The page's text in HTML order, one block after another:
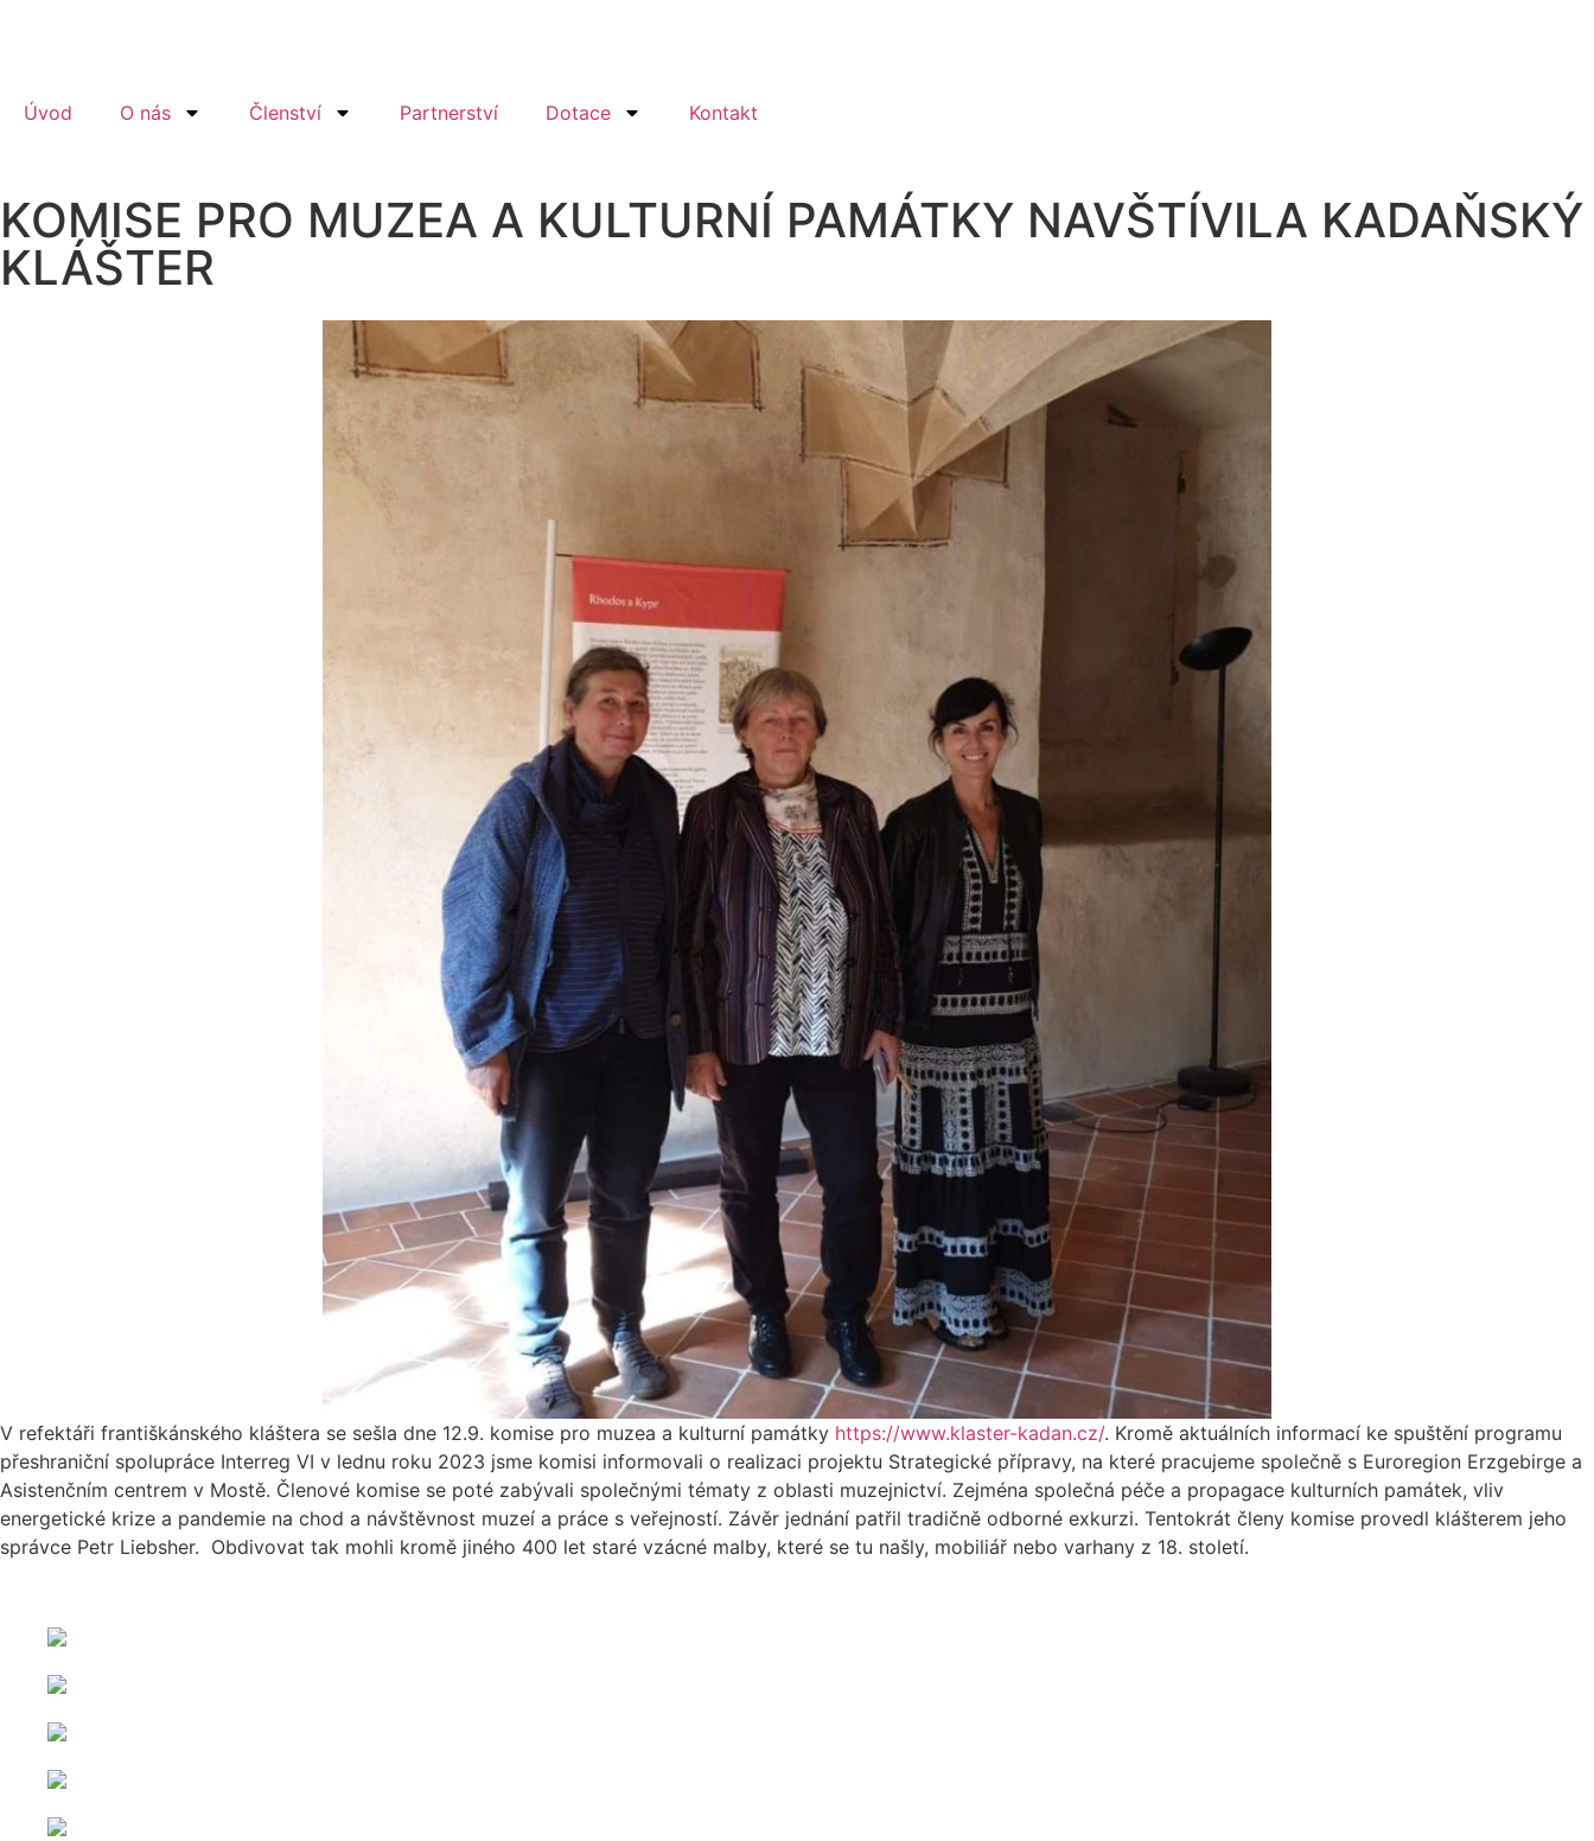
Úvod O nás Členství Partnerství Dotace Kontakt
KOMISE PRO MUZEA A KULTURNÍ PAMÁTKY NAVŠTÍVILA KADAŇSKÝ
KLÁŠTER
V refektáři františkánského kláštera se sešla dne 12.9. komise pro muzea a kulturní památky https://www.klaster-kadan.cz/. Kromě aktuálních informací ke spuštění programu
přeshraniční spolupráce Interreg VI v lednu roku 2023 jsme komisi informovali o realizaci projektu Strategické přípravy, na které pracujeme společně s Euroregion Erzgebirge a
Asistenčním centrem v Mostě. Členové komise se poté zabývali společnými tématy z oblasti muzejnictví. Zejména společná péče a propagace kulturních památek, vliv
energetické krize a pandemie na chod a návštěvnost muzeí a práce s veřejností. Závěr jednání patřil tradičně odborné exkurzi. Tentokrát členy komise provedl klášterem jeho
správce Petr Liebsher. Obdivovat tak mohli kromě jiného 400 let staré vzácné malby, které se tu našly, mobiliář nebo varhany z 18. století.